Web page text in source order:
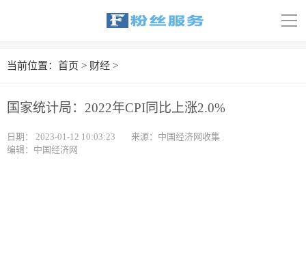
导
首页
汽车
当前位置： 首页 > 财经 >
国家统计局：2022年CPI同比上涨2.0%
日期： 2023-01-12 10:03:23
来源：中国经济网收集
编辑：中国经济网